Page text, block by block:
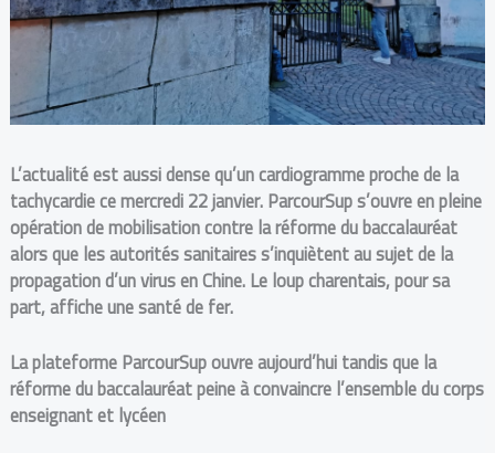
L’actualité est aussi dense qu’un cardiogramme proche de la
tachycardie ce mercredi 22 janvier. ParcourSup s’ouvre en pleine
opération de mobilisation contre la réforme du baccalauréat
alors que les autorités sanitaires s’inquiètent au sujet de la
propagation d’un virus en Chine. Le loup charentais, pour sa
part, affiche une santé de fer.
La plateforme ParcourSup ouvre aujourd’hui tandis que la
réforme du baccalauréat peine à convaincre l’ensemble du corps
enseignant et lycéen